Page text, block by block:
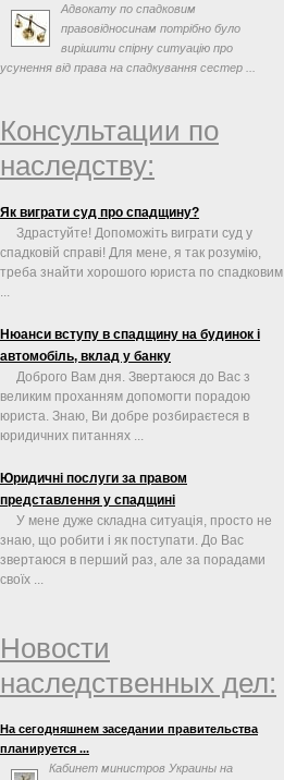
Адвокату по спадковим
правовідносинам потрібно було
вирішити спірну ситуацію про
усунення від права на спадкування сестер ...
Консультации по
наследству:
Як виграти суд про спадщину?
Здрастуйте! Допоможіть виграти суд у
спадковій справі! Для мене, я так розумію,
треба знайти хорошого юриста по спадковим
...
Нюанси вступу в спадщину на будинок і
автомобіль, вклад у банку
Доброго Вам дня. Звертаюся до Вас з
великим проханням допомогти порадою
юриста. Знаю, Ви добре розбираєтеся в
юридичних питаннях ...
Юридичні послуги за правом
представлення у спадщині
У мене дуже складна ситуація, просто не
знаю, що робити і як поступати. До Вас
звертаюся в перший раз, але за порадами
своїх ...
Новости
наследственных дел:
На сегодняшнем заседании правительства
планируется ...
Кабинет министров Украины на